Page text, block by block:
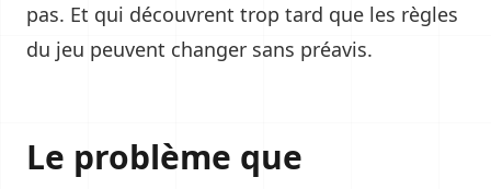
pas. Et qui découvrent trop tard que les règles
du jeu peuvent changer sans préavis.
Le problème que